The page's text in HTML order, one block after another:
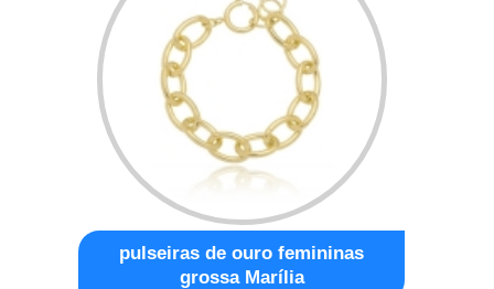
pulseiras de ouro femininas
grossa Marília